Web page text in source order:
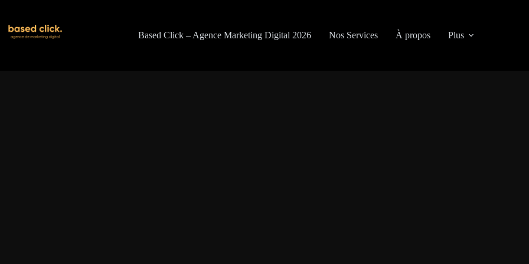
contenu
Based Click – Agence Marketing Digital 2026
Nos Services À propos Plus